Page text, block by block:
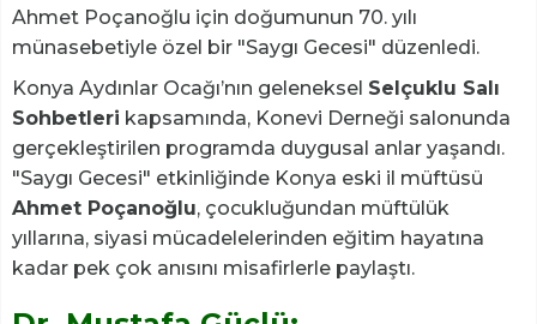
Ahmet Poçanoğlu için doğumunun 70. yılı
münasebetiyle özel bir "Saygı Gecesi" düzenledi.
Konya Aydınlar Ocağı’nın geleneksel Selçuklu Salı
Sohbetleri kapsamında, Konevi Derneği salonunda
gerçekleştirilen programda duygusal anlar yaşandı.
"Saygı Gecesi" etkinliğinde Konya eski il müftüsü
Ahmet Poçanoğlu, çocukluğundan müftülük
yıllarına, siyasi mücadelelerinden eğitim hayatına
kadar pek çok anısını misafirlerle paylaştı.